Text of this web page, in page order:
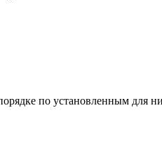
по установленным для